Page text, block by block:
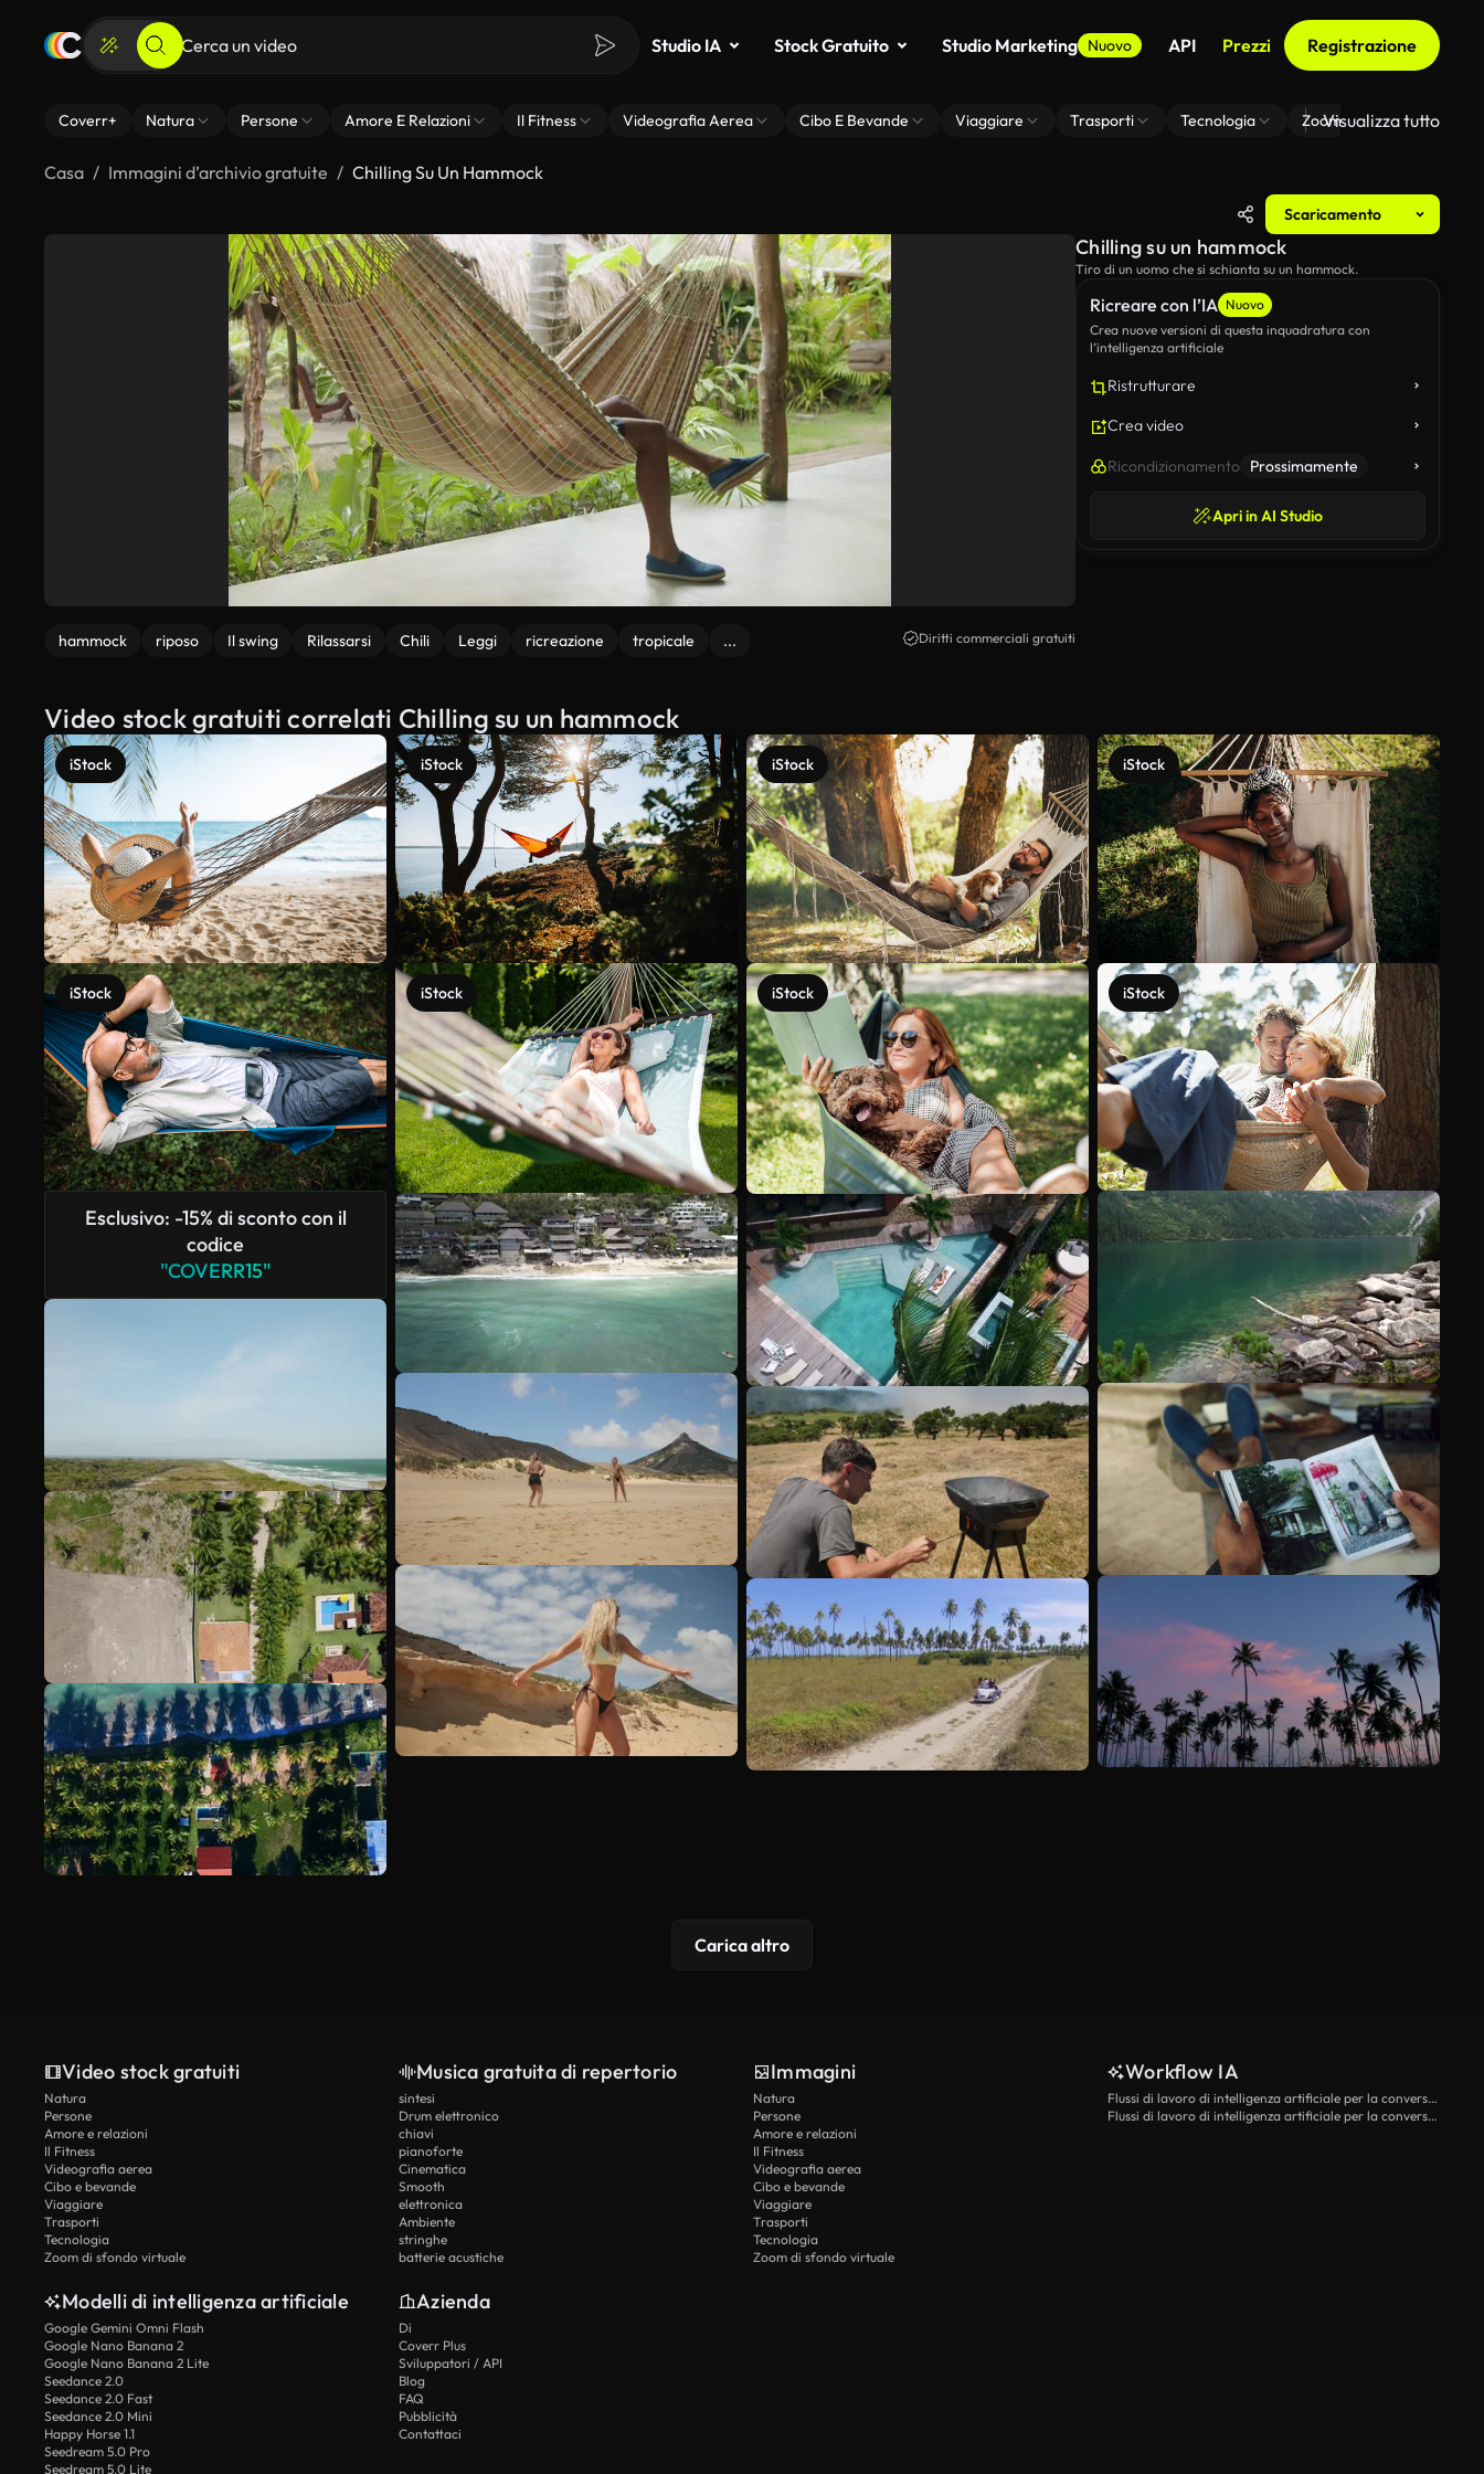
Studio IA Stock Gratuito Studio Marketing Nuovo API Prezzi Registrazione
Coverr+ Natura Persone Amore E Relazioni Il Fitness Videografia Aerea Cibo E Bevande Viaggiare Trasporti Tecnologia Zoom Di Sfondo Virtuale
Visualizza tutto
Casa Immagini d’archivio gratuite Chilling Su Un Hammock
Scaricamento
hammock riposo Il swing Rilassarsi Chili Leggi ricreazione tropicale ... Diritti commerciali gratuiti
Ricreare con l’IA Nuovo
Crea nuove versioni di questa inquadratura con
l’intelligenza artificiale
Ristrutturare
Crea video
Ricondizionamento Prossimamente
Apri in AI Studio
Chilling su un hammock
Tiro di un uomo che si schianta su un hammock.
Video stock gratuiti correlati Chilling su un hammock
iStock
iStock
Esclusivo: -15% di sconto con il
codice
"COVERR15"
iStock
iStock
iStock
iStock
iStock
iStock
Scopri di più
Carica altro
Video stock gratuiti
Natura
Persone
Amore e relazioni
Il Fitness
Videografia aerea
Cibo e bevande
Viaggiare
Trasporti
Tecnologia
Zoom di sfondo virtuale
Musica gratuita di repertorio
sintesi
Drum elettronico
chiavi
pianoforte
Cinematica
Smooth
elettronica
Ambiente
stringhe
batterie acustiche
Immagini
Natura
Persone
Amore e relazioni
Il Fitness
Videografia aerea
Cibo e bevande
Viaggiare
Trasporti
Tecnologia
Zoom di sfondo virtuale
Workflow IA
Flussi di lavoro di intelligenza artificiale per la conversione da testo a video
Flussi di lavoro di intelligenza artificiale per la conversione di immagini in video
Modelli di intelligenza artificiale
Google Gemini Omni Flash
Google Nano Banana 2
Google Nano Banana 2 Lite
Seedance 2.0
Seedance 2.0 Fast
Seedance 2.0 Mini
Happy Horse 1.1
Seedream 5.0 Pro
Seedream 5.0 Lite
Azienda
Di
Coverr Plus
Sviluppatori / API
Blog
FAQ
Pubblicità
Contattaci